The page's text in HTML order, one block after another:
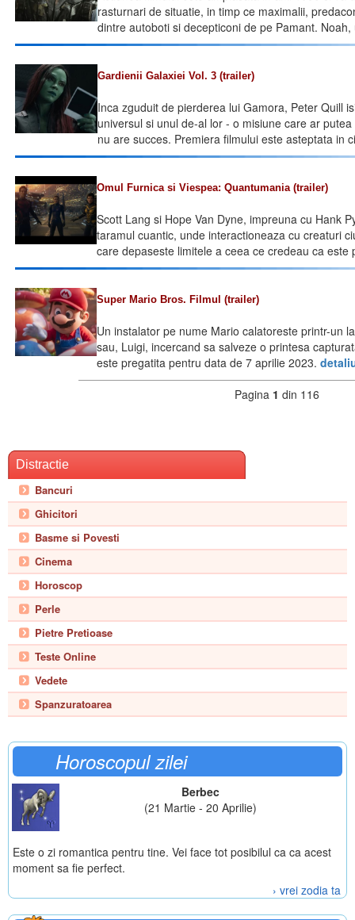
Distractie
Bancuri
Ghicitori
Basme si Povesti
Cinema
Horoscop
Perle
Pietre Pretioase
Teste Online
Vedete
Spanzuratoarea
Horoscopul zilei
Berbec
(21 Martie - 20 Aprilie)
Este o zi romantica pentru tine. Vei face tot posibilul ca ca acest
moment sa fie perfect.
› vrei zodia ta
rasturnari de situatie, in timp ce maximalii,
dintre autoboti si decepticoni de pe Pamant.
Gardienii Galaxiei Vol. 3 (trailer)
Inca zguduit de pierderea lui Gamora, Peter Quill
universul si unul de-al lor - o misiune care ar
nu are succes. Premiera filmului este asteptata in
Omul Furnica si Viespea: Quantumania (trailer)
Scott Lang si Hope Van Dyne, impreuna cu Hank
taramul cuantic, unde interactioneaza cu creaturi
care depaseste limitele a ceea ce credeau ca
Super Mario Bros. Filmul (trailer)
Un instalator pe nume Mario calatoreste printr-un
sau, Luigi, incercand sa salveze o printesa
este pregatita pentru data de 7 aprilie 2023.
Pagina 1 din 116